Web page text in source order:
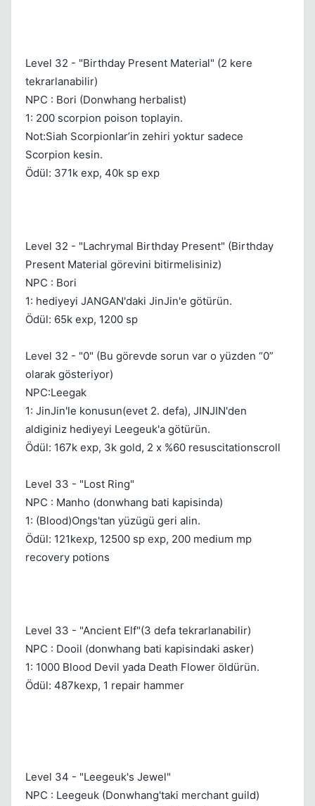
Level 32 - "Birthday Present Material" (2 kere
tekrarlanabilir)
NPC : Bori (Donwhang herbalist)
1: 200 scorpion poison toplayin.
Not:Siah Scorpionlar’in zehiri yoktur sadece
Scorpion kesin.
Ödül: 371k exp, 40k sp exp
Level 32 - "Lachrymal Birthday Present" (Birthday
Present Material görevini bitirmelisiniz)
NPC : Bori
1: hediyeyi JANGAN'daki JinJin'e götürün.
Ödül: 65k exp, 1200 sp
Level 32 - "0" (Bu görevde sorun var o yüzden “0”
olarak gösteriyor)
NPC:Leegak
1: JinJin'le konusun(evet 2. defa), JINJIN'den
aldiginiz hediyeyi Leegeuk'a götürün.
Ödül: 167k exp, 3k gold, 2 x %60 resuscitationscroll
Level 33 - "Lost Ring"
NPC : Manho (donwhang bati kapisinda)
1: (Blood)Ongs'tan yüzügü geri alin.
Ödül: 121kexp, 12500 sp exp, 200 medium mp
recovery potions
Level 33 - "Ancient Elf"(3 defa tekrarlanabilir)
NPC : Dooil (donwhang bati kapisindaki asker)
1: 1000 Blood Devil yada Death Flower öldürün.
Ödül: 487kexp, 1 repair hammer
Level 34 - "Leegeuk's Jewel"
NPC : Leegeuk (Donwhang'taki merchant guild)